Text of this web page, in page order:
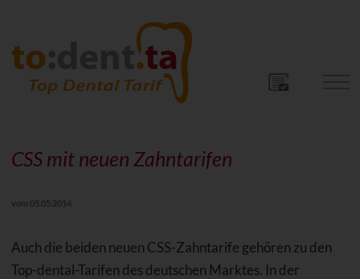
CSS mit neuen Zahntarifen
vom 05.05.2014
Auch die beiden neuen CSS-Zahntarife gehören zu den
Top-dental-Tarifen des deutschen Marktes. In der